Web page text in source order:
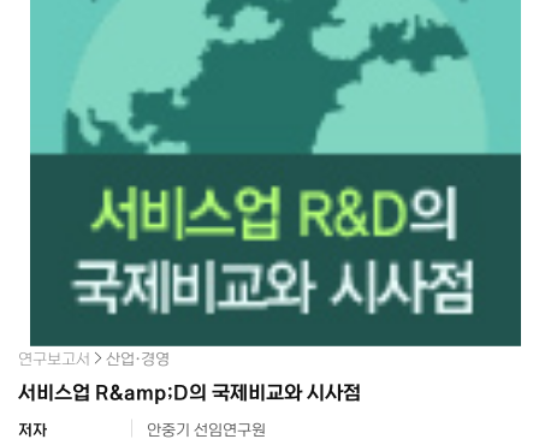
연구보고서 산업·경영
서비스업 R&amp;D의 국제비교와 시사점
저자
안중기 선임연구원